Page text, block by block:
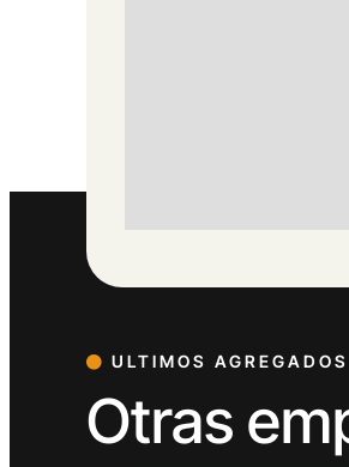
ULTIMOS AGREGADOS
Otras